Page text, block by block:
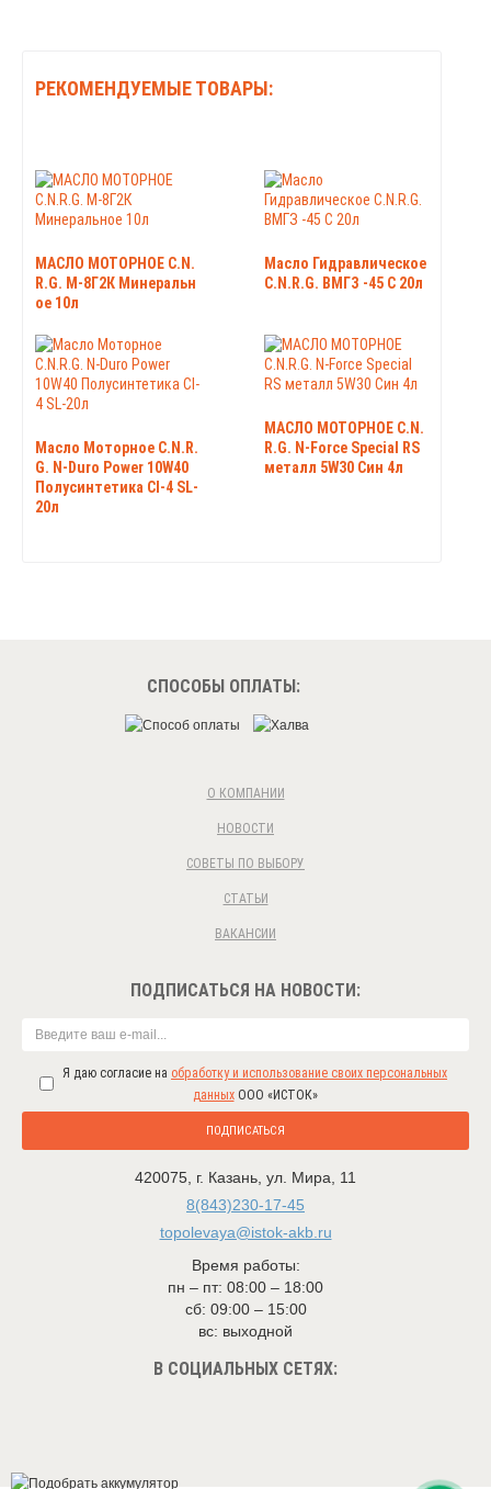
РЕКОМЕНДУЕМЫЕ ТОВАРЫ:
МАСЛО МОТОРНОЕ C.N.
R.G. М-8Г2К Минеральн
ое 10л
Масло Гидравлическое
C.N.R.G. ВМГЗ -45 С 20л
Масло Моторное C.N.R.
G. N-Duro Power 10W40
Полусинтетика CI-4 SL-
20л
МАСЛО МОТОРНОЕ C.N.
R.G. N-Force Special RS
металл 5W30 Син 4л
СПОСОБЫ ОПЛАТЫ:
О КОМПАНИИ
НОВОСТИ
СОВЕТЫ ПО ВЫБОРУ
СТАТЬИ
ВАКАНСИИ
ПОДПИСАТЬСЯ НА НОВОСТИ:
Я даю согласие на обработку и использование своих персональных
данныхООО «ИСТОК»
ПОДПИСАТЬСЯ
420075 г. Казань ул. Мира, 11
8(843)230-17-45
topolevaya@istok-akb.ru
Время работы:
пн – пт: 08:00 – 18:00
сб: 09:00 – 15:00
вс: выходной
В СОЦИАЛЬНЫХ СЕТЯХ: